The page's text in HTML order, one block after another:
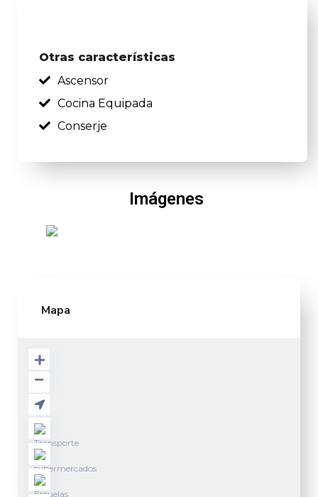
Otras características
Ascensor
Cocina Equipada
Conserje
Imágenes
Mapa